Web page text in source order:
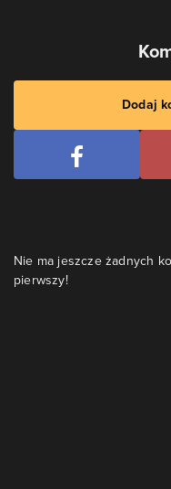
Dodaj
Nie ma jeszcze żadnych
pierwszy!